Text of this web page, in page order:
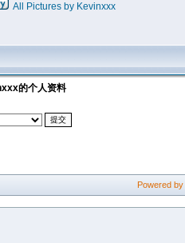
All Pictures by Kevinxxx
的个人资料
Powered by